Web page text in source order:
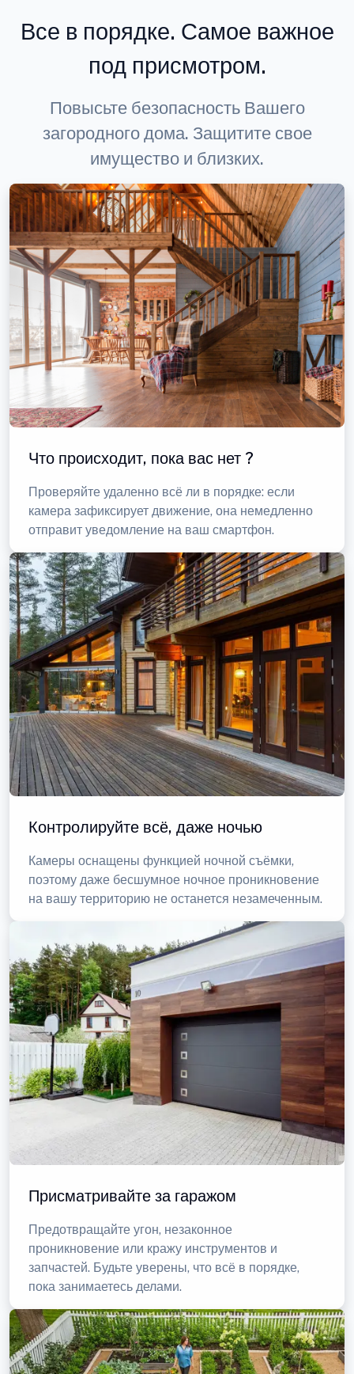
Все в порядке. Самое важное
под присмотром.
Повысьте безопасность Вашего
загородного дома. Защитите свое
имущество и близких.
Что происходит, пока вас нет ?
Проверяйте удаленно всё ли в порядке: если
камера зафиксирует движение, она немедленно
отправит уведомление на ваш смартфон.
Контролируйте всё, даже ночью
Камеры оснащены функцией ночной съёмки,
поэтому даже бесшумное ночное проникновение
на вашу территорию не останется незамеченным.
Присматривайте за гаражом
Предотвращайте угон, незаконное
проникновение или кражу инструментов и
запчастей. Будьте уверены, что всё в порядке,
пока занимаетесь делами.